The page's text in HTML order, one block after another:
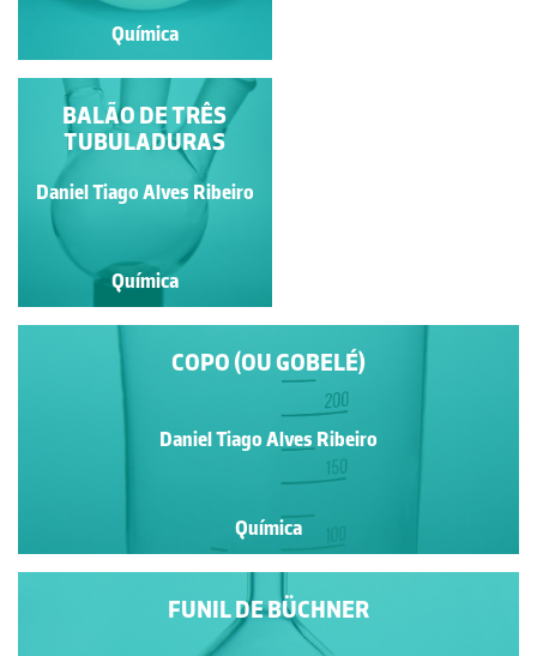
Química
Química
CADINHO DE
PORCELANA
Daniel Tiago Alves Ribeiro
Química
COPO (OU GOBELÉ)
Daniel Tiago Alves Ribeiro
Química
BALÃO DE TRÊS
TUBULADURAS
Daniel Tiago Alves Ribeiro
Química
FUNIL DE BÜCHNER